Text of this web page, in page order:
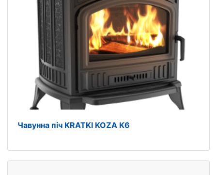
Чавунна піч KRATKI KOZA K6